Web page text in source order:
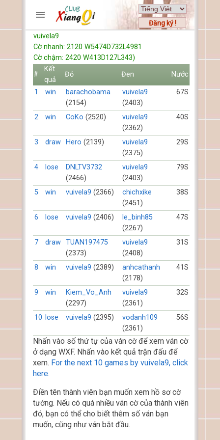
Đăng ký !
TRƯƠNG MỤC
Trang chủ
Đăng ký
Thành viên mới
Cách chơi
Hỏi đáp
Luật cờ tướng
FORUMS
vuivela9
Cờ nhanh: 2120 W5474D732L4981
Cờ chậm: 2420 W413D127L343)
#
Kết
quả
Đỏ Đen Nước
1 win
barachobama
(2154)
vuivela9
(2403)
67S
2 win CoKo (2520)
vuivela9
(2362)
40S
3 draw Hero (2139)
vuivela9
(2375)
29S
4 lose
DNLTV3732
(2466)
vuivela9
(2403)
79S
5 win vuivela9 (2366)
chichxike
(2451)
38S
6 lose vuivela9 (2406)
le_binh85
(2267)
47S
7 draw TUAN197475
(2373)
vuivela9
(2408)
31S
8 win vuivela9 (2389)
anhcathanh
(2178)
41S
9 win
Kiem_Vo_Anh
(2297)
vuivela9
(2361)
32S
10 lose vuivela9 (2395)
vodanh109
(2361)
56S
Nhấn vào số thứ tự của ván cờ để xem ván cờ
ở dạng WXF. Nhấn vào kết quả trận đấu để
xem. For the next 10 games by vuivela9, click
here.
Điền tên thành viên bạn muốn xem hồ sơ cờ
tướng. Nếu có quá nhiều ván cờ của thành viên
đó, bạn có thể cho biết thêm số ván bạn
muốn, cũng như ván bắt đầu.